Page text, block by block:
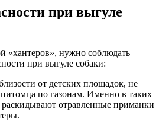
при выгуле
«хантеров», нужно соблюдать
при выгуле собаки:
от детских площадок, не
по газонам. Именно в таких
раскидывают отравленные приманки